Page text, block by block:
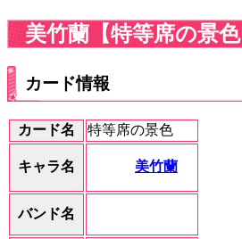
美竹蘭【特等席の景
カード情報
カード名 特等席の景色
キャラ名 美竹蘭
バンド名